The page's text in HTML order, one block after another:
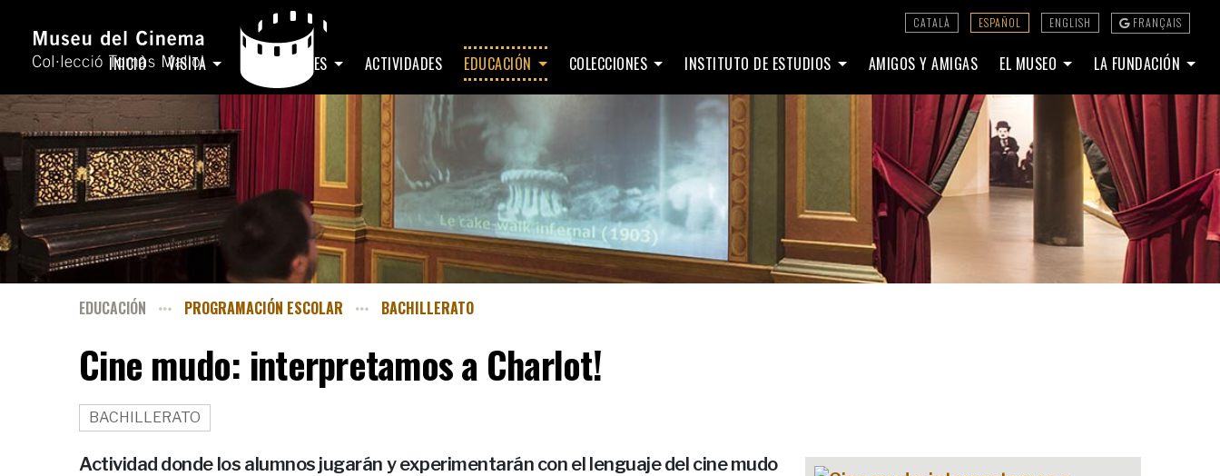
CATALÀ ESPAÑOL ENGLISH FRANÇAIS
INICIO VISITA EXPOSICIONES ACTIVIDADES EDUCACIÓN COLECCIONES INSTITUTO DE ESTUDIOS AMIGOS Y AMIGAS EL MUSEO LA FUNDACIÓN
EDUCACIÓN PROGRAMACIÓN ESCOLAR BACHILLERATO
Cine mudo: interpretamos a Charlot!
BACHILLERATO
Actividad donde los alumnos jugarán y experimentarán con el lenguaje del cine mudo